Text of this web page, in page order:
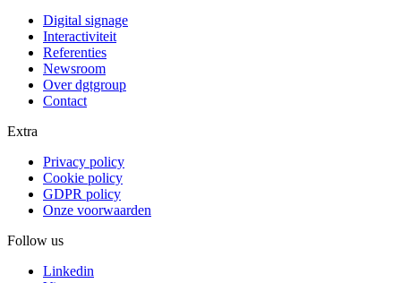
Digital signage
Interactiviteit
Referenties
Newsroom
Over dgtgroup
Contact
Extra
Privacy policy
Cookie policy
GDPR policy
Onze voorwaarden
Follow us
Linkedin